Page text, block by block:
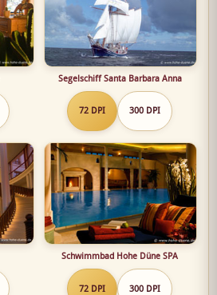
Segelschiff Santa Barbara Anna
72 DPI 300 DPI
Schwimmbad Hohe Düne SPA
72 DPI 300 DPI